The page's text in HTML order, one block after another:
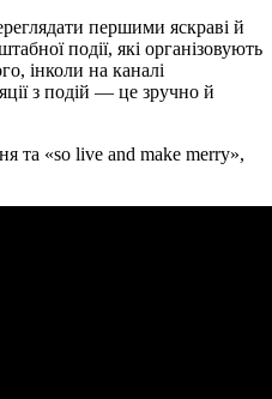
першими яскраві й
події, які організовують
інколи на каналі
з подій — це зручно й
та «so live and make merry»,